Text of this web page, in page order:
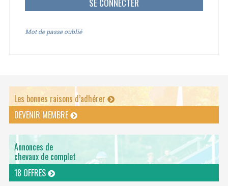
Mot de passe oublié
Les bonnes raisons d’adhérer
DEVENIR MEMBRE
Annonces de
chevaux de complet
18 OFFRES